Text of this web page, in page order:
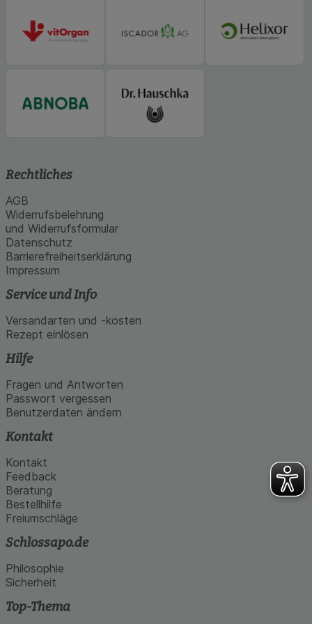
unsere Website weiter für Sie optimieren können,
den Inhalt auf unserer Website aber auch die
soziale Medien übertragen werden.
Rechtliches
AGB
Widerrufsbelehrung
und Widerrufsformular
Datenschutz
Barrierefreiheitserklärung
Impressum
Service und Info
Versandarten und -kosten
Rezept einlösen
Hilfe
Fragen und Antworten
Passwort vergessen
Benutzerdaten ändern
Kontakt
Kontakt
Feedback
Beratung
Bestellhilfe
Freiumschläge
Schlossapo.de
Philosophie
Sicherheit
Top-Thema